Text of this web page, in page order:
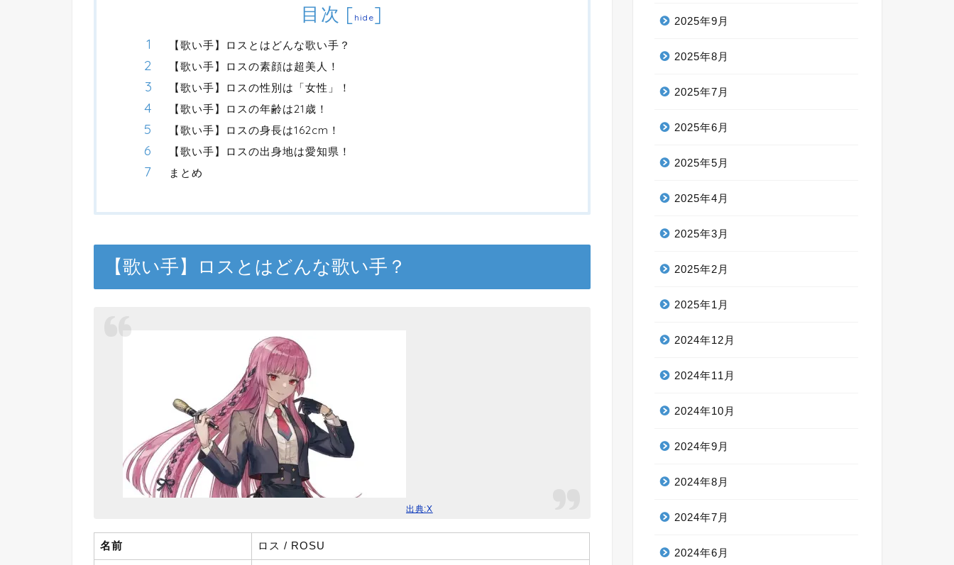
目次 [ hide]
【歌い手】ロスとはどんな歌い手？
【歌い手】ロスの素顔は超美人！
【歌い手】ロスの性別は「女性」！
【歌い手】ロスの年齢は21歳！
【歌い手】ロスの身長は162cm！
【歌い手】ロスの出身地は愛知県！
まとめ
【歌い手】ロスとはどんな歌い手？
出典:X
名前 ロス / ROSU
2025年9月
2025年8月
2025年7月
2025年6月
2025年5月
2025年4月
2025年3月
2025年2月
2025年1月
2024年12月
2024年11月
2024年10月
2024年9月
2024年8月
2024年7月
2024年6月